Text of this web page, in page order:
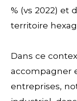
% (vs 2022) et
territoire
Dans ce
accompagner
entreprises,